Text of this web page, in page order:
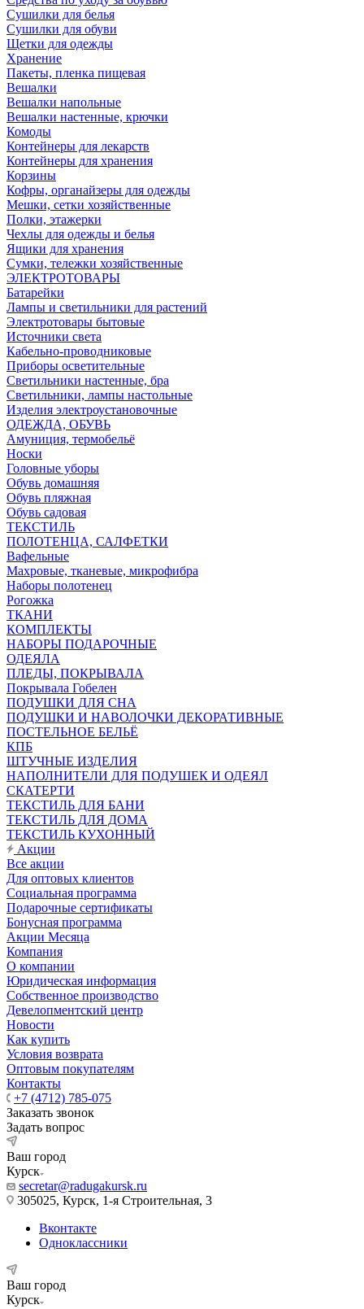
Сушилки для белья
Сушилки для обуви
Щетки для одежды
Хранение
Пакеты, пленка пищевая
Вешалки
Вешалки напольные
Вешалки настенные, крючки
Комоды
Контейнеры для лекарств
Контейнеры для хранения
Корзины
Кофры, органайзеры для одежды
Мешки, сетки хозяйственные
Полки, этажерки
Чехлы для одежды и белья
Ящики для хранения
Сумки, тележки хозяйственные
ЭЛЕКТРОТОВАРЫ
Батарейки
Лампы и светильники для растений
Электротовары бытовые
Источники света
Кабельно-проводниковые
Приборы осветительные
Светильники настенные, бра
Светильники, лампы настольные
Изделия электроустановочные
ОДЕЖДА, ОБУВЬ
Амуниция, термобельё
Носки
Головные уборы
Обувь домашняя
Обувь пляжная
Обувь садовая
ТЕКСТИЛЬ
ПОЛОТЕНЦА, САЛФЕТКИ
Вафельные
Махровые, тканевые, микрофибра
Наборы полотенец
Рогожка
ТКАНИ
КОМПЛЕКТЫ
НАБОРЫ ПОДАРОЧНЫЕ
ОДЕЯЛА
ПЛЕДЫ, ПОКРЫВАЛА
Покрывала Гобелен
ПОДУШКИ ДЛЯ СНА
ПОДУШКИ И НАВОЛОЧКИ ДЕКОРАТИВНЫЕ
ПОСТЕЛЬНОЕ БЕЛЬЁ
КПБ
ШТУЧНЫЕ ИЗДЕЛИЯ
НАПОЛНИТЕЛИ ДЛЯ ПОДУШЕК И ОДЕЯЛ
СКАТЕРТИ
ТЕКСТИЛЬ ДЛЯ БАНИ
ТЕКСТИЛЬ ДЛЯ ДОМА
ТЕКСТИЛЬ КУХОННЫЙ
Акции
Все акции
Для оптовых клиентов
Социальная программа
Подарочные сертификаты
Бонусная программа
Акции Месяца
Компания
О компании
Юридическая информация
Собственное производство
Девелопментский центр
Новости
Как купить
Условия возврата
Оптовым покупателям
Контакты
+7 (4712) 785-075
Заказать звонок
Задать вопрос
Ваш город
Курск
secretar@radugakursk.ru
305025, Курск, 1-я Строительная, 3
Вконтакте
Одноклассники
Ваш город
Курск